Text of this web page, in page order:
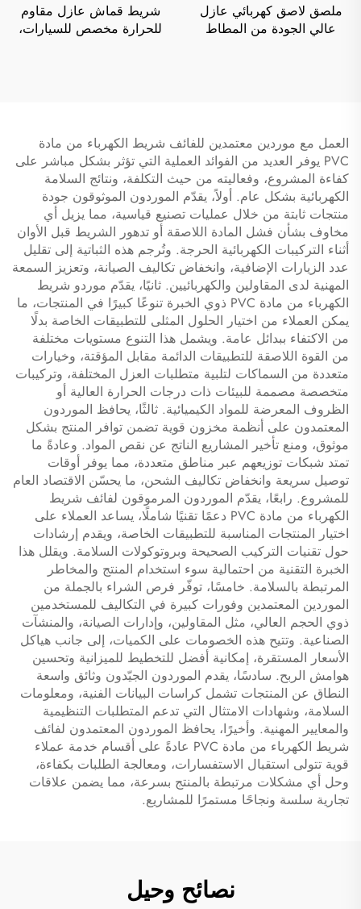
ملصق لاصق كهربائي عازل
عالي الجودة من المطاط
شريط قماش عازل مقاوم
للحرارة مخصص للسيارات،
العمل مع موردين معتمدين للفائف شريط الكهرباء من مادة
PVC يوفر العديد من الفوائد العملية التي تؤثر بشكل مباشر على
كفاءة المشروع، وفعاليته من حيث التكلفة، ونتائج السلامة
الكهربائية بشكل عام. أولاً، يقدّم الموردون الموثوقون جودة
منتجات ثابتة من خلال عمليات تصنيع قياسية، مما يزيل أي
مخاوف بشأن فشل المادة اللاصقة أو تدهور الشريط قبل الأوان
أثناء التركيبات الكهربائية الحرجة. وتُرجم هذه الثباتية إلى تقليل
عدد الزيارات الإضافية، وانخفاض تكاليف الصيانة، وتعزيز السمعة
المهنية لدى المقاولين والكهربائيين. ثانيًا، يقدّم موردو شريط
الكهرباء من مادة PVC ذوي الخبرة تنوعًا كبيرًا في المنتجات، ما
يمكن العملاء من اختيار الحلول المثلى للتطبيقات الخاصة بدلًا
من الاكتفاء ببدائل عامة. ويشمل هذا التنوع مستويات مختلفة
من القوة اللاصقة للتطبيقات الدائمة مقابل المؤقتة، وخيارات
متعددة من السماكات لتلبية متطلبات العزل المختلفة، وتركيبات
متخصصة مصممة للبيئات ذات درجات الحرارة العالية أو
الظروف المعرضة للمواد الكيميائية. ثالثًا، يحافظ الموردون
المعتمدون على أنظمة مخزون قوية تضمن توافر المنتج بشكل
موثوق، ومنع تأخير المشاريع الناتج عن نقص المواد. وعادةً ما
تمتد شبكات توزيعهم عبر مناطق متعددة، مما يوفر أوقات
توصيل سريعة وانخفاض تكاليف الشحن، ما يحسّن الاقتصاد العام
للمشروع. رابعًا، يقدّم الموردون المرموقون لفائف شريط
الكهرباء من مادة PVC دعمًا تقنيًا شاملًا، يساعد العملاء على
اختيار المنتجات المناسبة للتطبيقات الخاصة، ويقدم إرشادات
حول تقنيات التركيب الصحيحة وبروتوكولات السلامة. ويقلل هذا
الخبرة التقنية من احتمالية سوء استخدام المنتج والمخاطر
المرتبطة بالسلامة. خامسًا، توفّر فرص الشراء بالجملة من
الموردين المعتمدين وفورات كبيرة في التكاليف للمستخدمين
ذوي الحجم العالي، مثل المقاولين، وإدارات الصيانة، والمنشآت
الصناعية. وتتيح هذه الخصومات على الكميات، إلى جانب هياكل
الأسعار المستقرة، إمكانية أفضل للتخطيط للميزانية وتحسين
هوامش الربح. سادسًا، يقدم الموردون الجيّدون وثائق واسعة
النطاق عن المنتجات تشمل كراسات البيانات الفنية، ومعلومات
السلامة، وشهادات الامتثال التي تدعم المتطلبات التنظيمية
والمعايير المهنية. وأخيرًا، يحافظ الموردون المعتمدون لفائف
شريط الكهرباء من مادة PVC عادةً على أقسام خدمة عملاء
قوية تتولى استقبال الاستفسارات، ومعالجة الطلبات بكفاءة،
وحل أي مشكلات مرتبطة بالمنتج بسرعة، مما يضمن علاقات
تجارية سلسة ونجاحًا مستمرًا للمشاريع.
نصائح وحيل